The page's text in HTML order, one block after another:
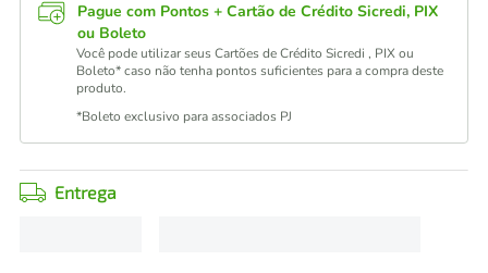
Pague com Pontos + Cartão de Crédito Sicredi, PIX
ou Boleto
Você pode utilizar seus Cartões de Crédito Sicredi , PIX ou
Boleto* caso não tenha pontos suficientes para a compra deste
produto.
*Boleto exclusivo para associados PJ
Entrega